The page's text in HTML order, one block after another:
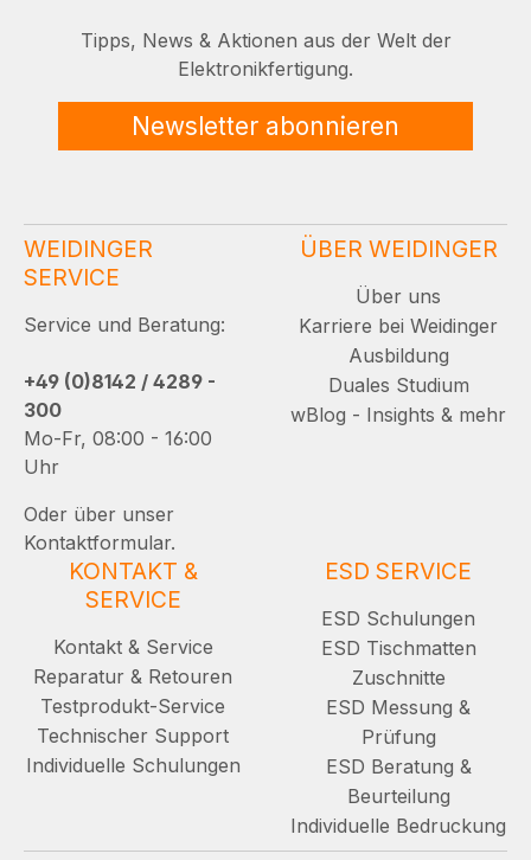
Tipps, News & Aktionen aus der Welt der
Elektronikfertigung.
Newsletter abonnieren
WEIDINGER
SERVICE
Service und Beratung:
+49 (0)8142 / 4289 -
300
Mo-Fr, 08:00 - 16:00
Uhr
Oder über unser
Kontaktformular.
ÜBER WEIDINGER
Über uns
Karriere bei Weidinger
Ausbildung
Duales Studium
wBlog - Insights & mehr
KONTAKT &
SERVICE
Kontakt & Service
Reparatur & Retouren
Testprodukt-Service
Technischer Support
Individuelle Schulungen
ESD SERVICE
ESD Schulungen
ESD Tischmatten
Zuschnitte
ESD Messung &
Prüfung
ESD Beratung &
Beurteilung
Individuelle Bedruckung